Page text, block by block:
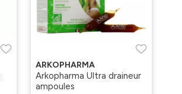
ARKOPHARMA
Arkopharma Ultra draineur
ampoules